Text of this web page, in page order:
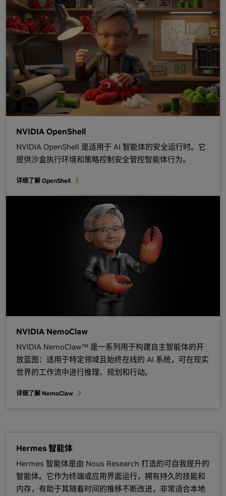
NVIDIA OpenShell
NVIDIA OpenShell 是适用于 AI 智能体的安全运行时。它
提供沙盒执行环境和策略控制安全管控智能体行为。
详细了解 OpenShell
NVIDIA NemoClaw
NVIDIA NemoClaw™ 是一系列用于构建自主智能体的开
放蓝图：适用于特定领域且始终在线的 AI 系统，可在现实
世界的工作流中进行推理、规划和行动。
详细了解 NemoClaw
Hermes 智能体
Hermes 智能体是由 Nous Research 打造的可自我提升的
智能体。它作为终端或应用界面运行，拥有持久的技能和
内存，有助于其随着时间的推移不断改进，非常适合本地